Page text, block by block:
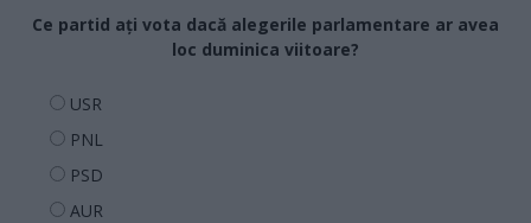
Ce partid ați vota dacă alegerile parlamentare ar avea
loc duminica viitoare?
USR
PNL
PSD
AUR